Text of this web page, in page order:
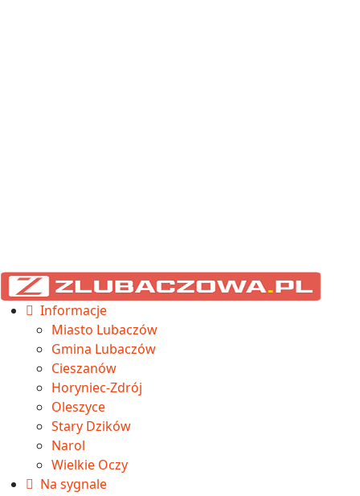
Informacje
Miasto Lubaczów
Gmina Lubaczów
Cieszanów
Horyniec-Zdrój
Oleszyce
Stary Dzików
Narol
Wielkie Oczy
Na sygnale